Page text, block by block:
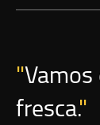
fresca.